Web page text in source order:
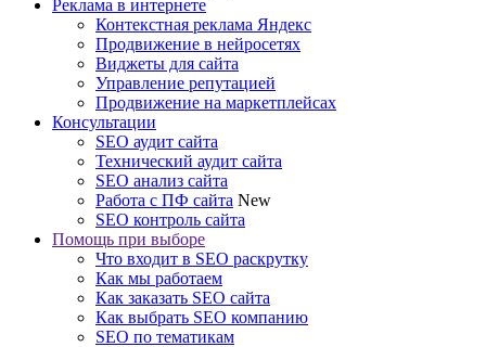
Реклама в интернете
Контекстная реклама Яндекс
Продвижение в нейросетях
Виджеты для сайта
Управление репутацией
Продвижение на маркетплейсах
Консультации
SEO аудит сайта
Технический аудит сайта
SEO анализ сайта
Работа с ПФ сайта New
SEO контроль сайта
Помощь при выборе
Что входит в SEO раскрутку
Как мы работаем
Как заказать SEO сайта
Как выбрать SEO компанию
SEO по тематикам